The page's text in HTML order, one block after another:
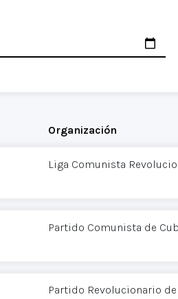
Organización
Liga Comunista
Partido Comunista de
Partido Revolucionario